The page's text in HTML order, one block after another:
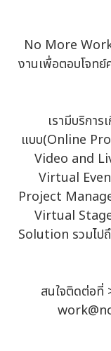
No More Work
งานเพื่อตอบโจท
เรามีบริกา
แบบ(Online
Video and
Virtual
Project
Virtual
Solution รวมไป
สนใจติดต่อที่